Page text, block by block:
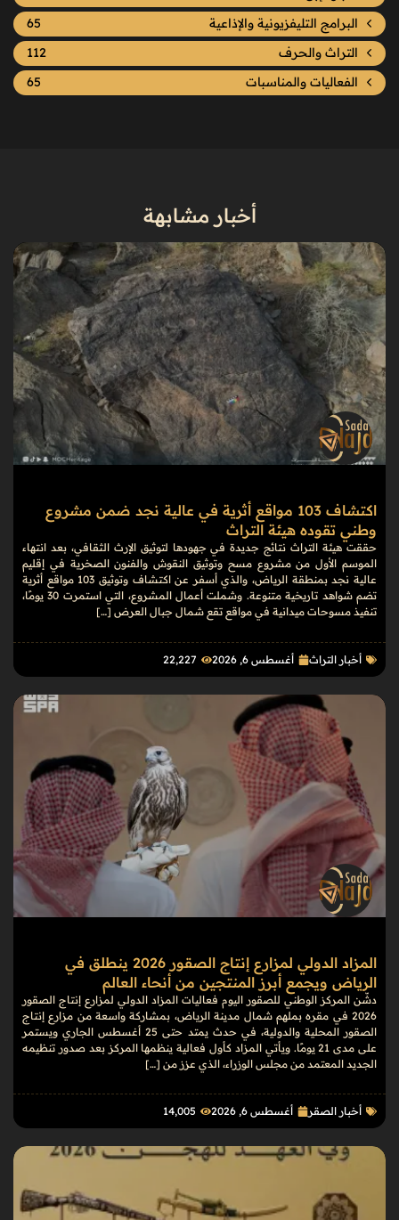
البرامج التليفزيونية والإذاعية
65
التراث والحرف
112
الفعاليات والمناسبات
65
أخبار مشابهة
اكتشاف 103 مواقع أثرية في عالية نجد ضمن مشروع
وطني تقوده هيئة التراث
حققت هيئة التراث نتائج جديدة في جهودها لتوثيق الإرث الثقافي، بعد انتهاء
الموسم الأول من مشروع مسح وتوثيق النقوش والفنون الصخرية في إقليم
عالية نجد بمنطقة الرياض، والذي أسفر عن اكتشاف وتوثيق 103 مواقع أثرية
تضم شواهد تاريخية متنوعة. وشملت أعمال المشروع، التي استمرت 30 يومًا،
تنفيذ مسوحات ميدانية في مواقع تقع شمال جبال العرض […]
أخبار التراث أغسطس 6, 2026 22٬227
المزاد الدولي لمزارع إنتاج الصقور 2026 ينطلق في
الرياض ويجمع أبرز المنتجين من أنحاء العالم
دشّن المركز الوطني للصقور اليوم فعاليات المزاد الدولي لمزارع إنتاج الصقور
2026 في مقره بملهم شمال مدينة الرياض، بمشاركة واسعة من مزارع إنتاج
الصقور المحلية والدولية، في حدث يمتد حتى 25 أغسطس الجاري ويستمر
على مدى 21 يومًا. ويأتي المزاد كأول فعالية ينظمها المركز بعد صدور تنظيمه
الجديد المعتمد من مجلس الوزراء، الذي عزز من […]
أخبار الصقر أغسطس 6, 2026 14٬005